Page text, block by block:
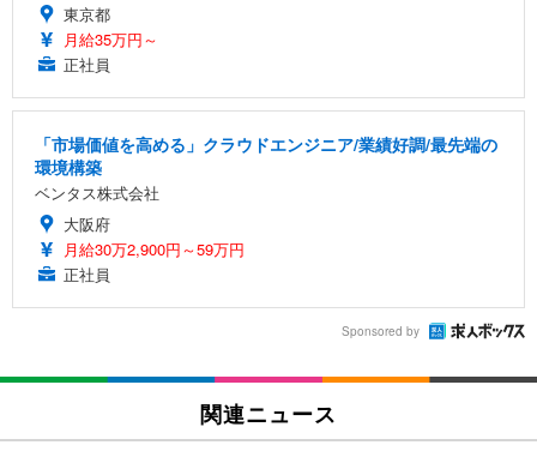
東京都
月給35万円～
正社員
「市場価値を高める」クラウドエンジニア/業績好調/最先端の
環境構築
ベンタス株式会社
大阪府
月給30万2,900円～59万円
正社員
Sponsored by
関連ニュース